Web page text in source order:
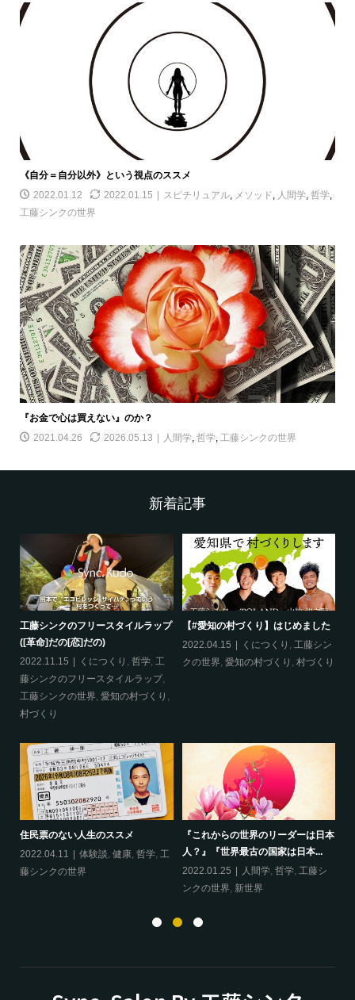
《自分＝自分以外》という視点のススメ
2022.01.12
2022.01.15 スピチリュアル, メソッド , 人間学, 哲学,
工藤シンクの世界
『お金で心は買えない』のか？
2021.04.26
2026.05.13 人間学, 哲学, 工藤シンクの世界
新着記事
工藤シンクのフリースタイルラップ
([革命]だの[恋]だの)
2022.11.15
くにつくり , 哲学, 工
藤シンクのフリースタイルラップ,
工藤シンクの世界, 愛知の村づくり ,
村づくり
【#愛知の村づくり】はじめました
2022.04.15
くにつくり , 工藤シン
クの世界, 愛知の村づくり , 村づくり
住民票のない人生のススメ
2022.04.11
体験談, 健康, 哲学, 工
藤シンクの世界
『これからの世界のリーダーは日本
人？』『世界最古の国家は日本...
2022.01.25
人間学, 哲学, 工藤シ
ンクの世界, 新世界